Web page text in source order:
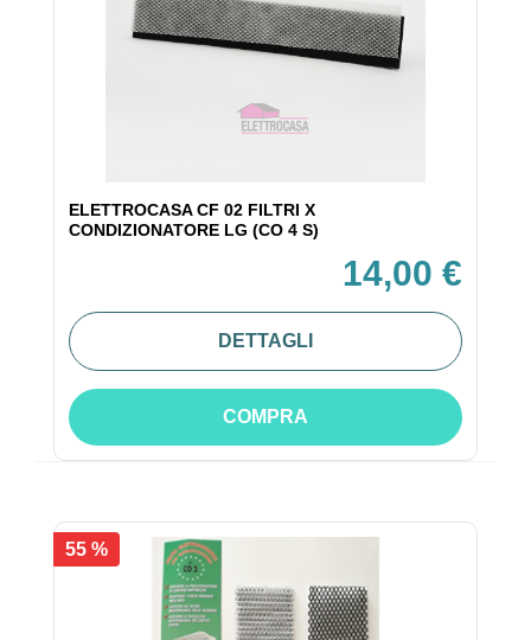
ELETTROCASA CF 02 FILTRI X
CONDIZIONATORE LG (CO 4 S)
14,00 €
DETTAGLI
COMPRA
55 %